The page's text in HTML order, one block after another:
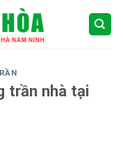
trần nhà tại